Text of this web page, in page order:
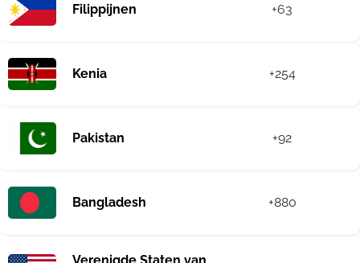
Filippijnen +63
Kenia +254
Pakistan +92
Bangladesh +880